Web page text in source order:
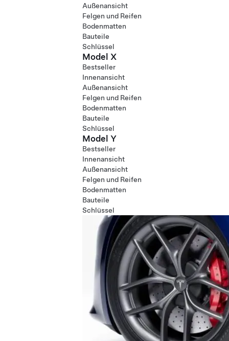
Außenansicht
Felgen und Reifen
Bodenmatten
Bauteile
Schlüssel
Model X
Bestseller
Innenansicht
Außenansicht
Felgen und Reifen
Bodenmatten
Bauteile
Schlüssel
Model Y
Bestseller
Innenansicht
Außenansicht
Felgen und Reifen
Bodenmatten
Bauteile
Schlüssel